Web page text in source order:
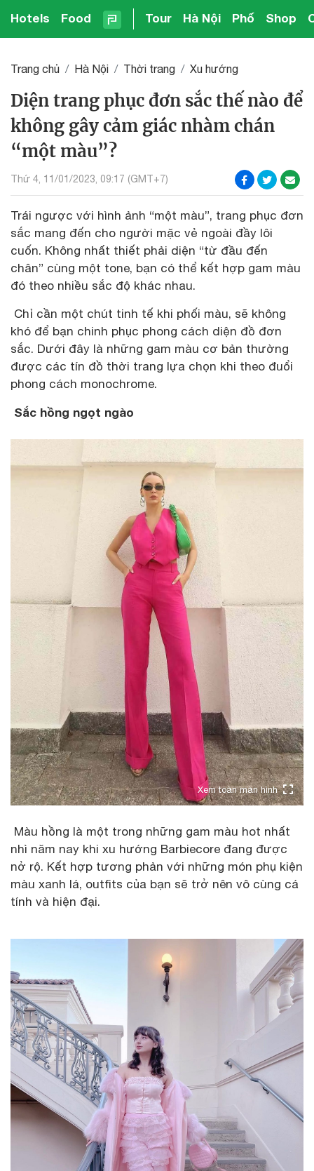
Hotels Food Tour Hà Nội Phố Shop
Trang chủ Hà Nội Thời trang Xu hướng
Diện trang phục đơn sắc thế nào để
không gây cảm giác nhàm chán
“một màu”?
Thứ 4, 11/01/2023, 09:17 (GMT+7)
Trái ngược với hình ảnh “một màu”, trang phục đơn
sắc mang đến cho người mặc vẻ ngoài đầy lôi
cuốn. Không nhất thiết phải diện “từ đầu đến
chân” cùng một tone, bạn có thể kết hợp gam màu
đó theo nhiều sắc độ khác nhau.
Chỉ cần một chút tinh tế khi phối màu, sẽ không
khó để bạn chinh phục phong cách diện đồ đơn
sắc. Dưới đây là những gam màu cơ bản thường
được các tín đồ thời trang lựa chọn khi theo đuổi
phong cách monochrome.
Sắc hồng ngọt ngào
Xem toàn màn hình
Màu hồng là một trong những gam màu hot nhất
nhì năm nay khi xu hướng Barbiecore đang được
nở rộ. Kết hợp tương phản với những món phụ kiện
màu xanh lá, outfits của bạn sẽ trở nên vô cùng cá
tính và hiện đại.